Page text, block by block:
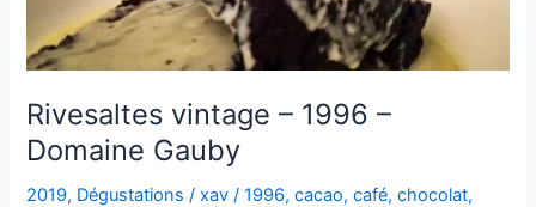
Rivesaltes vintage – 1996 –
Domaine Gauby
2019, Dégustations /xav/1996,cacao,café,chocolat,